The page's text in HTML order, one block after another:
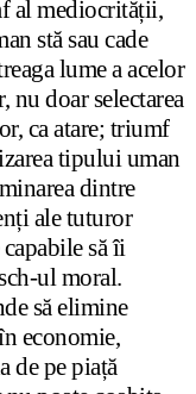
al mediocrității,
stă sau cade
lume a acelor
doar selectarea
ca atare; triumf
tipului uman
dintre
ale tuturor
să îi
ul moral.
să elimine
economie,
de pe piață